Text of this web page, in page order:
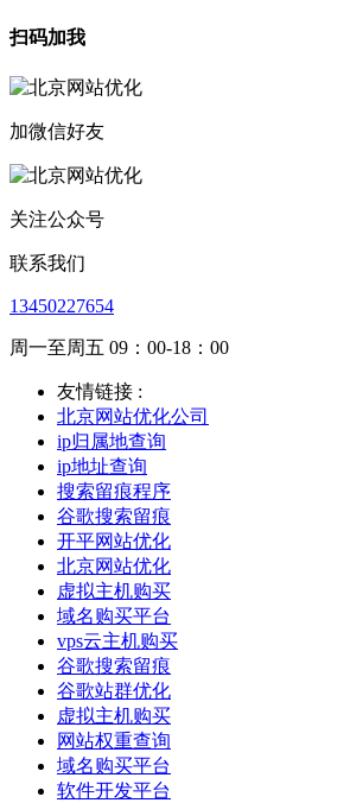
扫码加我
加微信好友
关注公众号
联系我们
13450227654
周一至周五 09：00-18：00
友情链接 :
北京网站优化公司
ip归属地查询
ip地址查询
搜索留痕程序
谷歌搜索留痕
开平网站优化
北京网站优化
虚拟主机购买
域名购买平台
vps云主机购买
谷歌搜索留痕
谷歌站群优化
虚拟主机购买
网站权重查询
域名购买平台
软件开发平台